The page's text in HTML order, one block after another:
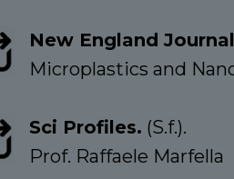
New England
Microplastics and
Sci Profiles. (S.f.).
Prof. Raffaele Marfella